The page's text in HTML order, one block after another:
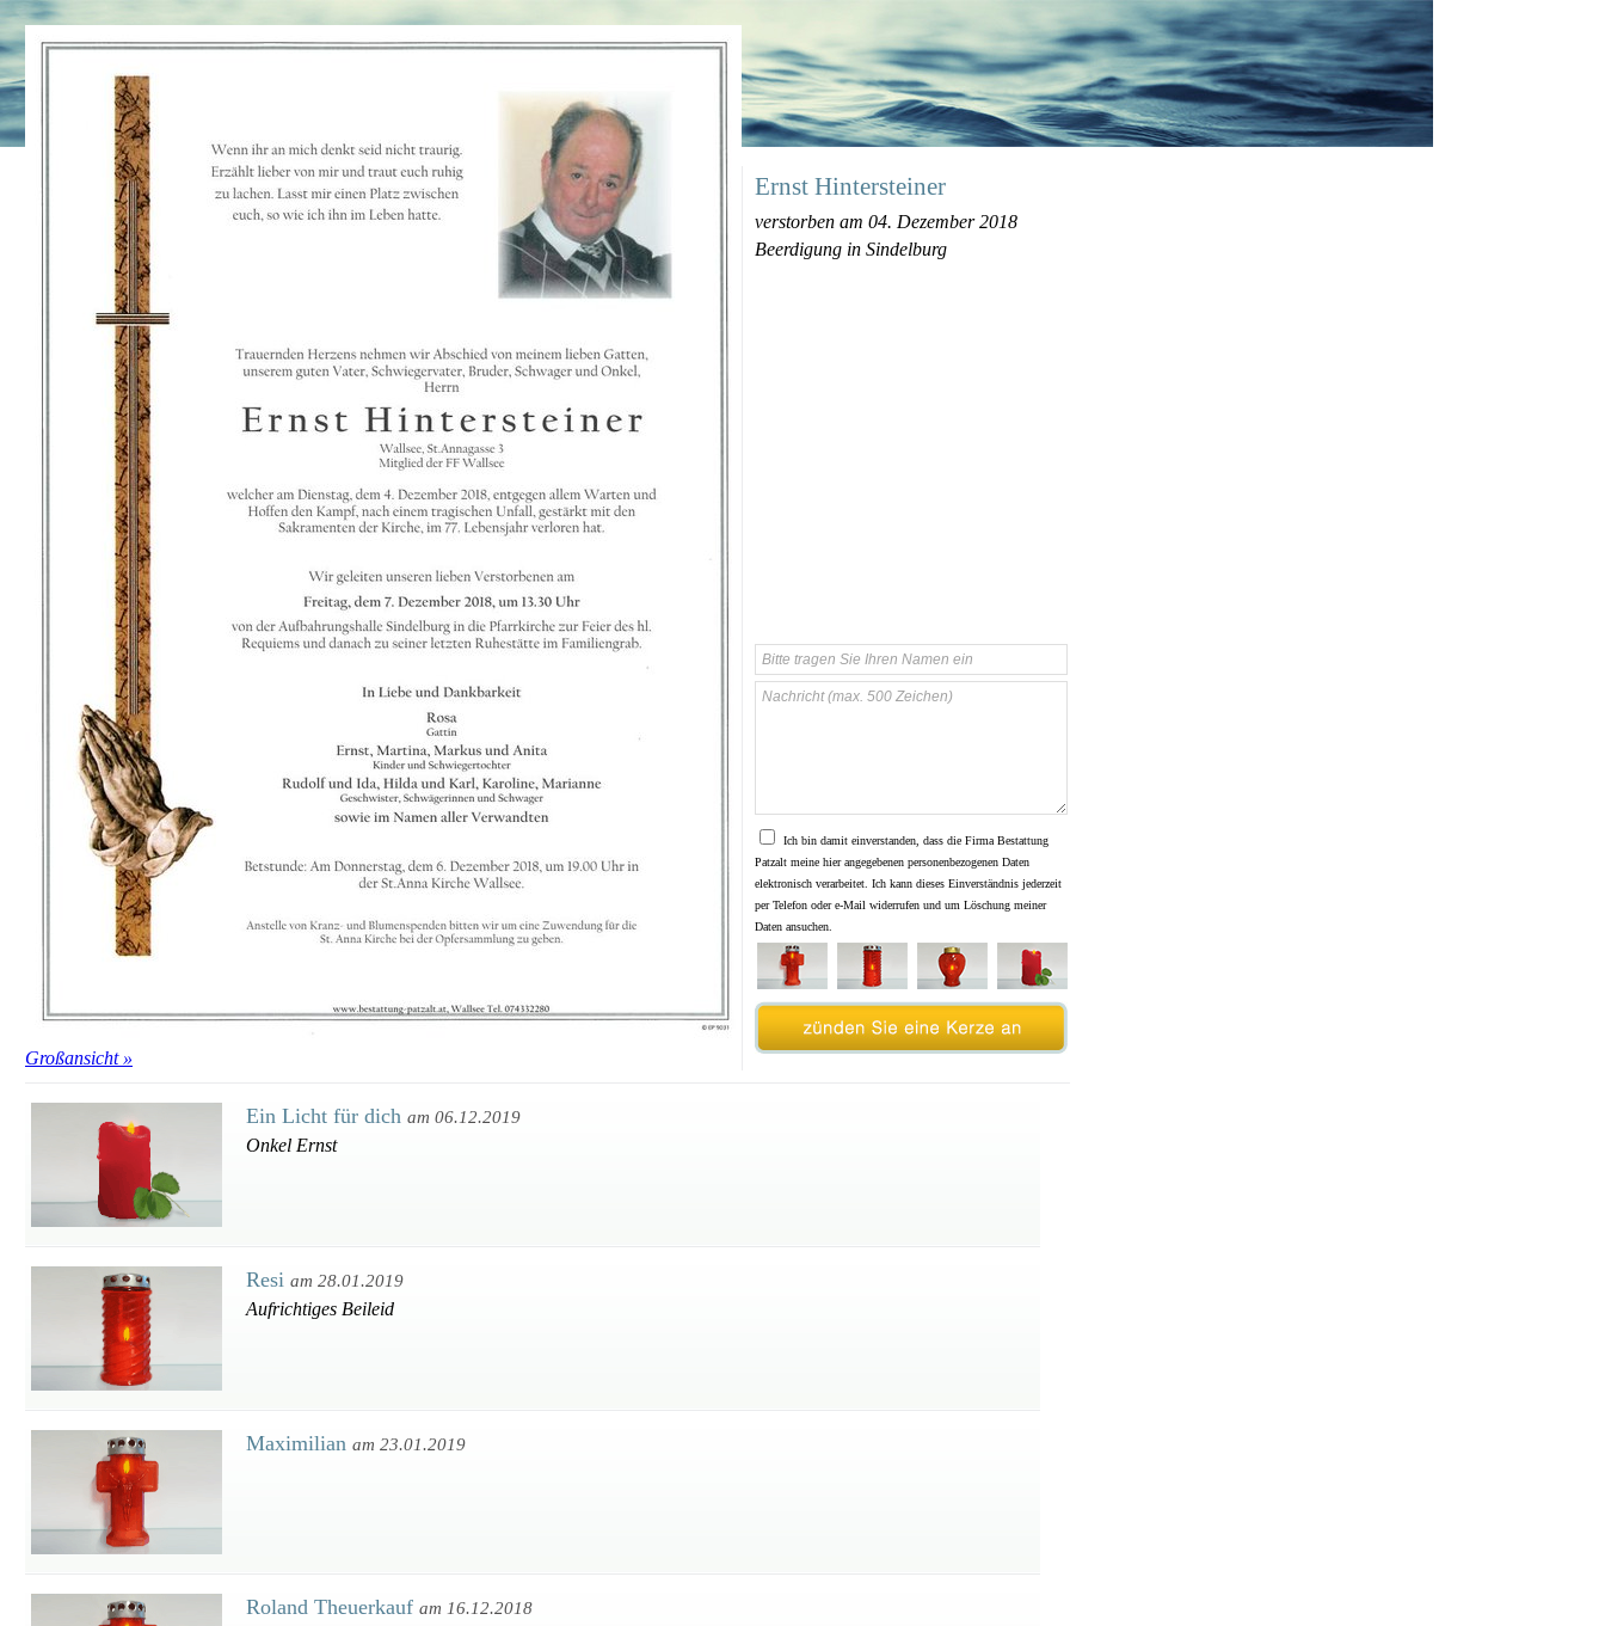
Großansicht »
Ernst Hintersteiner
verstorben am 04. Dezember 2018
Beerdigung in Sindelburg
Ich bin damit einverstanden, dass die Firma Bestattung
Patzalt meine hier angegebenen personenbezogenen Daten
elektronisch verarbeitet. Ich kann dieses Einverständnis jederzeit
per Telefon oder e-Mail widerrufen und um Löschung meiner
Daten ansuchen.
Ein Licht für dich am 06.12.2019
Onkel Ernst
Resi am 28.01.2019
Aufrichtiges Beileid
Maximilian am 23.01.2019
Roland Theuerkauf am 16.12.2018